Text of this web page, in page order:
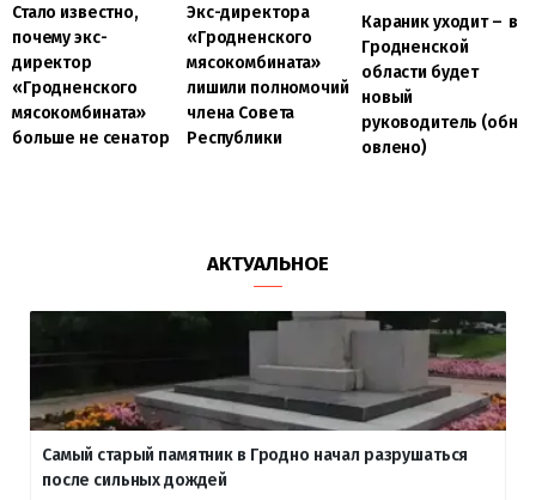
Стало известно,
почему экс-
директор
«Гродненского
мясокомбината»
больше не сенатор
Экс-директора
«Гродненского
мясокомбината»
лишили полномочий
члена Совета
Республики
Караник уходит – в
Гродненской
области будет
новый
руководитель (обн
овлено)
АКТУАЛЬНОЕ
Самый старый памятник в Гродно начал разрушаться
после сильных дождей